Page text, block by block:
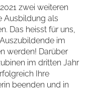
zwei weiteren
Ausbildung als
Das heisst für uns,
im
werden! Darüber
im dritten Jahr
Ihre
beenden und in